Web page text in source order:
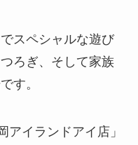
スペシャルな遊び
ろぎ、そして家族
す。
アイランドアイ店」